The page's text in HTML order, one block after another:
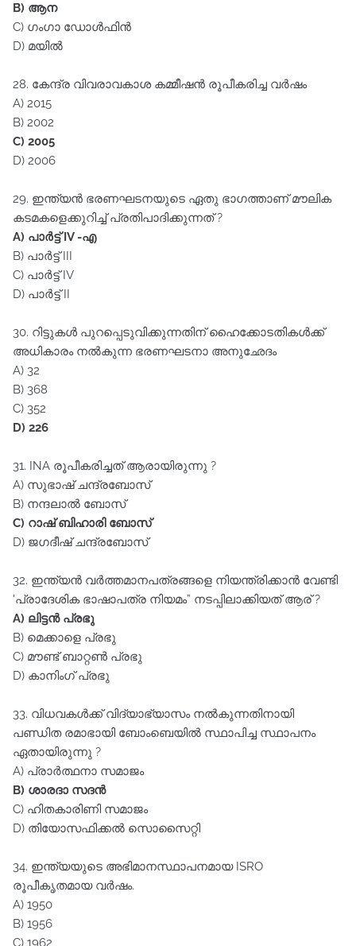
B) ആന
C) ഗംഗാ ഡോൾഫിൻ
D) മയിൽ
28. കേന്ദ്ര വിവരാവകാശ കമ്മീഷൻ രൂപീകരിച്ച വർഷം
A) 2015
B) 2002
C) 2005
D) 2006
29. ഇന്ത്യൻ ഭരണഘടനയുടെ ഏതു ഭാഗത്താണ്‌ മൗലിക
കടമകളെക്കുറിച്ച്‌ പ്രതിപാദിക്കുന്നത്‌ ?
A) പാർട്ട്‌ IV -എ
B) പാർട്ട്‌ III
C) പാർട്ട്‌ IV
D) പാർട്ട്‌ II
30. റിട്ടുകൾ പുറപ്പെടുവിക്കുന്നതിന്‌ ഹൈക്കോടതികൾക്ക്‌
അധികാരം നൽകുന്ന ഭരണഘടനാ അനുഛേദം
A) 32
B) 368
C) 352
D) 226
31. INA രൂപീകരിച്ചത്‌ ആരായിരുന്നു ?
A) സുഭാഷ്‌ ചന്ദ്രബോസ്‌
B) നന്ദലാൽ ബോസ്‌
C) റാഷ്‌ ബിഹാരി ബോസ്‌
D) ജഗദീഷ്‌ ചന്ദ്രബോസ്‌
32. ഇന്ത്യൻ വർത്തമാനപത്രങ്ങളെ നിയന്ത്രിക്കാൻ വേണ്ടി
'പ്രാദേശിക ഭാഷാപത്ര നിയമം” നടപ്പിലാക്കിയത്‌ ആര്‌ ?
A) ലിട്ടൻ പ്രഭു
B) മെക്കാളെ പ്രഭു
C) മൗണ്ട് ബാറ്റൺ പ്രഭു
D) കാനിംഗ്‌ പ്രഭു
33. വിധവകൾക്ക്‌ വിദ്യാഭ്യാസം നൽകുന്നതിനായി
പണ്ഡിത രമാഭായി ബോംബെയിൽ സ്ഥാപിച്ച സ്ഥാപനം
ഏതായിരുന്നു ?
A) പ്രാർത്ഥനാ സമാജം
B) ശാരദാ സദൻ
C) ഹിതകാരിണി സമാജം
D) തിയോസഫിക്കൽ സൊസൈറ്റി
34. ഇന്ത്യയുടെ അഭിമാനസ്ഥാപനമായ ISRO
രൂപീകൃതമായ വർഷം.
A) 1950
B) 1956
C) 1962